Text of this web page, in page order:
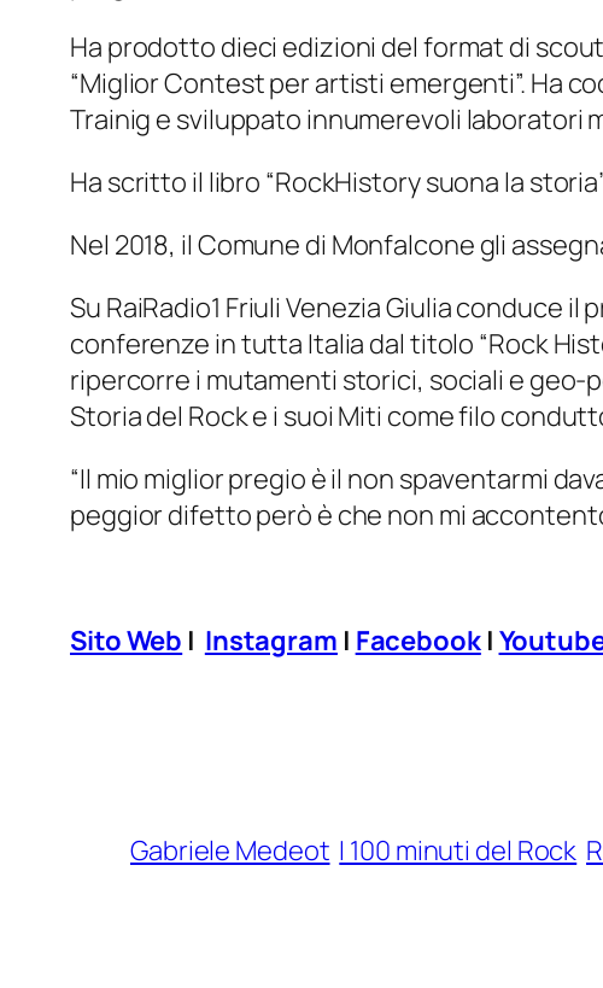
Ha prodotto dieci edizioni del format di
“Miglior Contest per artisti emergenti”. Ha
Trainig e sviluppato innumerevoli laboratori
Ha scritto il libro “RockHistory suona la
Nel 2018, il Comune di Monfalcone gli
Su RaiRadio1 Friuli Venezia Giulia conduce
conferenze in tutta Italia dal titolo “Rock
ripercorre i mutamenti storici, sociali e geo-
Storia del Rock e i suoi Miti come filo
“Il mio miglior pregio è il non spaventarmi
peggior difetto però è che non mi
Sito Web | Instagram | Facebook|
Gabriele Medeot I 100 minuti del Rock